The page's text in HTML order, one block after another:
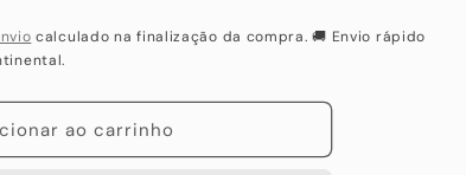
calculado na finalização da compra. 🚚 Envio rápido
ao carrinho